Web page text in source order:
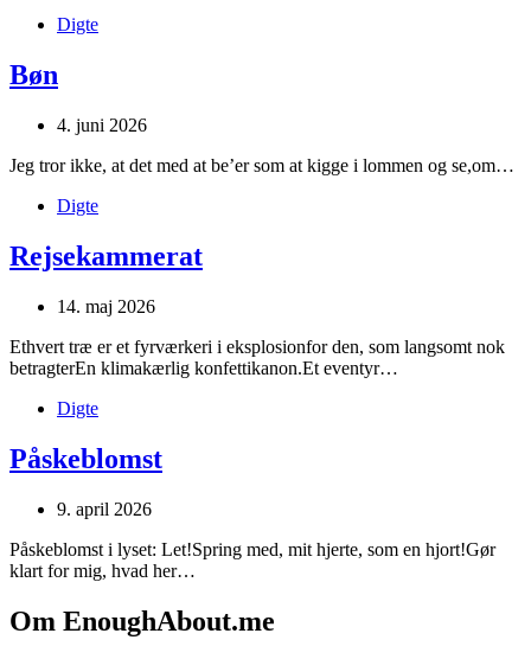
Digte
Bøn
4. juni 2026
Jeg tror ikke, at det med at be’er som at kigge i lommen og se,om…
Digte
Rejsekammerat
14. maj 2026
Ethvert træ er et fyrværkeri i eksplosionfor den, som langsomt nok
betragterEn klimakærlig konfettikanon.Et eventyr…
Digte
Påskeblomst
9. april 2026
Påskeblomst i lyset: Let!Spring med, mit hjerte, som en hjort!Gør
klart for mig, hvad her…
Om EnoughAbout.me